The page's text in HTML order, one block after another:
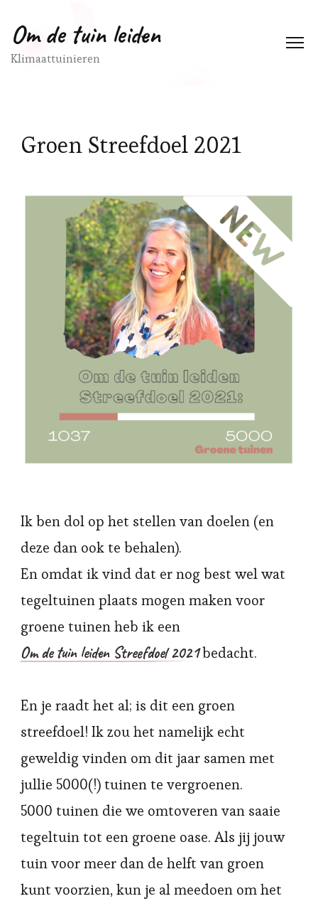
Om de tuin leiden
Klimaattuinieren
Groen Streefdoel 2021
Ik ben dol op het stellen van doelen (en
deze dan ook te behalen).
En omdat ik vind dat er nog best wel wat
tegeltuinen plaats mogen maken voor
groene tuinen heb ik een
Om de tuin leiden Streefdoel 2021bedacht.
En je raadt het al; is dit een groen
streefdoel! Ik zou het namelijk echt
geweldig vinden om dit jaar samen met
jullie 5000(!) tuinen te vergroenen.
5000 tuinen die we omtoveren van saaie
tegeltuin tot een groene oase. Als jij jouw
tuin voor meer dan de helft van groen
kunt voorzien, kun je al meedoen om het